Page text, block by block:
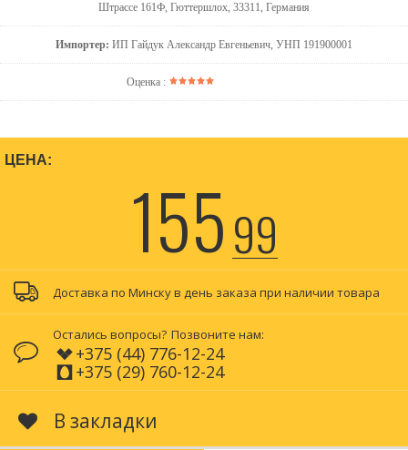
Штрассе 161Ф, Гюттершлох, 33311, Германия
Импортер: ИП Гайдук Александр Евгеньевич, УНП 191900001
Оценка :
ЦЕНА:
15599
Доставка по Минску в день заказа при наличии товара
Остались вопросы? Позвоните нам:
+375 (44) 776-12-24
+375 (29) 760-12-24
В закладки